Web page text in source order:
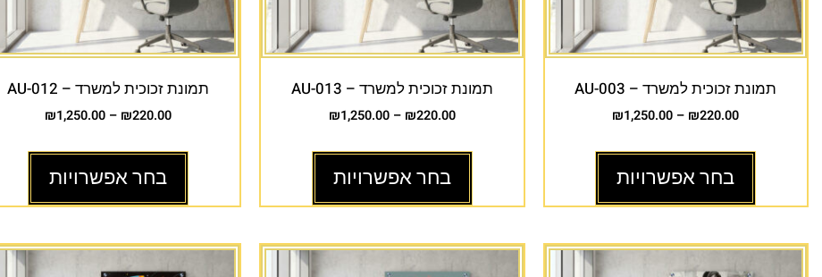
תמונת זכוכית למשרד – AU-003
₪220.00
–
₪1,250.00
בחר אפשרויות
תמונת זכוכית למשרד – AU-013
₪220.00
–
₪1,250.00
בחר אפשרויות
תמונת זכוכית למשרד – AU-012
₪220.00
–
₪1,250.00
בחר אפשרויות